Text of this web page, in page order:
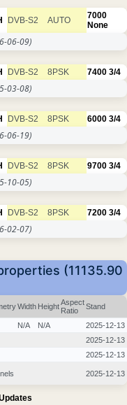
DVB-S2 AUTO
7000
None
06-09)
DVB-S2 8PSK 7400 3/4
03-08)
DVB-S2 8PSK 6000 3/4
06-19)
DVB-S2 8PSK 9700 3/4
10-05)
DVB-S2 8PSK 7200 3/4
02-07)
(11135.90
Width HeightAspect
Ratio
Stand
N/A N/A
2025-12-13
2025-12-13
2025-12-13
2025-12-13